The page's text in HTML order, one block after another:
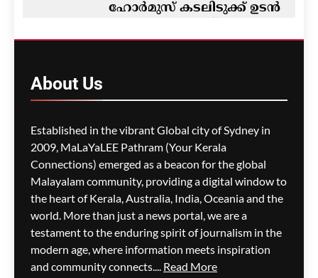
ഹോർമുസ് കടലിടുക്ക് ഉടൻ
ചർച്ചകൾ
ago
0
പുനർജനി കേസ്:
ക്രമക്കേടില്ലെന്ന റിപ്പോർട്ട്
പിണറായി സർക്കാരിന്റെ
കാലത്തുതന്നെയെന്ന്
വി.ഡി. സതീശൻ
മെഹ്റു ഇസ്മായില്‍
3 hours
ago
0
About Us
Established in the vibrant Global city of Sydney in
2009, MaLaYaLEE Pathram (Your Kerala
Connections) emerged as a beacon for the global
Malayalam community, providing a digital window to
the heart of Kerala, Australia, India, Oceania and the
world. More than just a news portal, we are a
testament to the enduring spirit of journalism in the
modern age, where information meets inspiration
and community connects.... Read More